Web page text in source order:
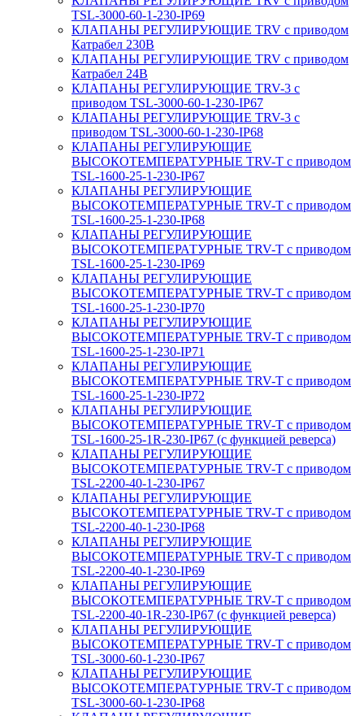
TSL-3000-60-1-230-IP69
КЛАПАНЫ РЕГУЛИРУЮЩИЕ TRV с приводом
Катрабел 230В
КЛАПАНЫ РЕГУЛИРУЮЩИЕ TRV с приводом
Катрабел 24В
КЛАПАНЫ РЕГУЛИРУЮЩИЕ TRV-3 с
приводом TSL-3000-60-1-230-IP67
КЛАПАНЫ РЕГУЛИРУЮЩИЕ TRV-3 с
приводом TSL-3000-60-1-230-IP68
КЛАПАНЫ РЕГУЛИРУЮЩИЕ
ВЫСОКОТЕМПЕРАТУРНЫЕ TRV-T с приводом
TSL-1600-25-1-230-IP67
КЛАПАНЫ РЕГУЛИРУЮЩИЕ
ВЫСОКОТЕМПЕРАТУРНЫЕ TRV-T с приводом
TSL-1600-25-1-230-IP68
КЛАПАНЫ РЕГУЛИРУЮЩИЕ
ВЫСОКОТЕМПЕРАТУРНЫЕ TRV-T с приводом
TSL-1600-25-1-230-IP69
КЛАПАНЫ РЕГУЛИРУЮЩИЕ
ВЫСОКОТЕМПЕРАТУРНЫЕ TRV-T с приводом
TSL-1600-25-1-230-IP70
КЛАПАНЫ РЕГУЛИРУЮЩИЕ
ВЫСОКОТЕМПЕРАТУРНЫЕ TRV-T с приводом
TSL-1600-25-1-230-IP71
КЛАПАНЫ РЕГУЛИРУЮЩИЕ
ВЫСОКОТЕМПЕРАТУРНЫЕ TRV-T с приводом
TSL-1600-25-1-230-IP72
КЛАПАНЫ РЕГУЛИРУЮЩИЕ
ВЫСОКОТЕМПЕРАТУРНЫЕ TRV-T с приводом
TSL-1600-25-1R-230-IP67 (с функцией реверса)
КЛАПАНЫ РЕГУЛИРУЮЩИЕ
ВЫСОКОТЕМПЕРАТУРНЫЕ TRV-T с приводом
TSL-2200-40-1-230-IP67
КЛАПАНЫ РЕГУЛИРУЮЩИЕ
ВЫСОКОТЕМПЕРАТУРНЫЕ TRV-T с приводом
TSL-2200-40-1-230-IP68
КЛАПАНЫ РЕГУЛИРУЮЩИЕ
ВЫСОКОТЕМПЕРАТУРНЫЕ TRV-T с приводом
TSL-2200-40-1-230-IP69
КЛАПАНЫ РЕГУЛИРУЮЩИЕ
ВЫСОКОТЕМПЕРАТУРНЫЕ TRV-T с приводом
TSL-2200-40-1R-230-IP67 (с функцией реверса)
КЛАПАНЫ РЕГУЛИРУЮЩИЕ
ВЫСОКОТЕМПЕРАТУРНЫЕ TRV-T с приводом
TSL-3000-60-1-230-IP67
КЛАПАНЫ РЕГУЛИРУЮЩИЕ
ВЫСОКОТЕМПЕРАТУРНЫЕ TRV-T с приводом
TSL-3000-60-1-230-IP68